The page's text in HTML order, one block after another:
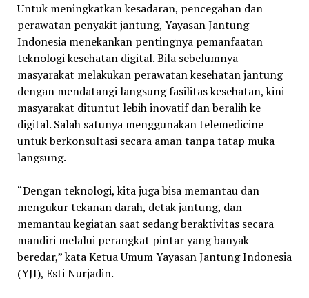
Untuk meningkatkan kesadaran, pencegahan dan
perawatan penyakit jantung, Yayasan Jantung
Indonesia menekankan pentingnya pemanfaatan
teknologi kesehatan digital. Bila sebelumnya
masyarakat melakukan perawatan kesehatan jantung
dengan mendatangi langsung fasilitas kesehatan, kini
masyarakat dituntut lebih inovatif dan beralih ke
digital. Salah satunya menggunakan telemedicine
untuk berkonsultasi secara aman tanpa tatap muka
langsung.
“Dengan teknologi, kita juga bisa memantau dan
mengukur tekanan darah, detak jantung, dan
memantau kegiatan saat sedang beraktivitas secara
mandiri melalui perangkat pintar yang banyak
beredar,” kata Ketua Umum Yayasan Jantung Indonesia
(YJI), Esti Nurjadin.